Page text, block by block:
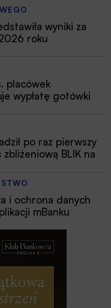
wyniki za
roku
placówek
wypłatę gotówki
po raz pierwszy
BLIK na
i ochrona danych
mBanku